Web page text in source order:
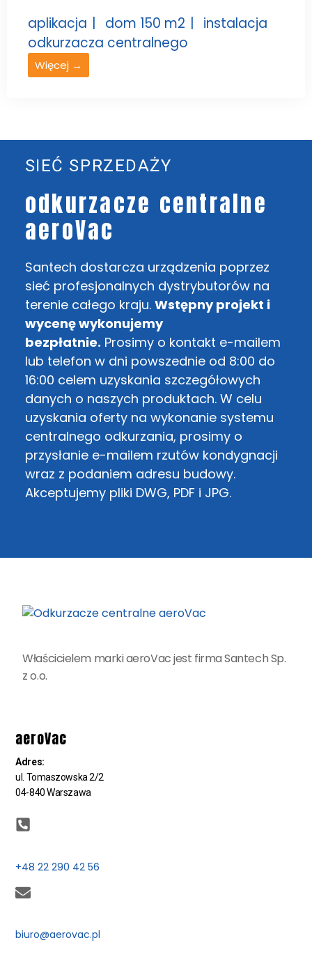
aplikacja dom 150 m2
instalacja
odkurzacza centralnego
Więcej →
SIEĆ SPRZEDAŻY
odkurzacze centralne
aeroVac
Santech dostarcza urządzenia poprzez
sieć profesjonalnych dystrybutorów na
terenie całego kraju. Wstępny projekt i
wycenę wykonujemy
bezpłatnie. Prosimy o kontakt e-mailem
lub telefon w dni powszednie od 8:00 do
16:00 celem uzyskania szczegółowych
danych o naszych produktach. W celu
uzyskania oferty na wykonanie systemu
centralnego odkurzania, prosimy o
przysłanie e-mailem rzutów kondygnacji
wraz z podaniem adresu budowy.
Akceptujemy pliki DWG, PDF i JPG.
Właścicielem marki aeroVac jest firma Santech Sp.
z o.o.
aeroVac
Adres:
ul. Tomaszowska 2/2
04-840 Warszawa
+48 22 290 42 56
biuro@aerovac.pl